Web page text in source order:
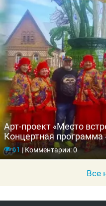
Арт-проект «Место
Концертная программа
вокальной студии
61 |Комментарии: 0
Все